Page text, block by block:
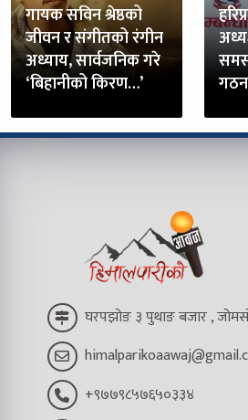
गायक सविन श्रेष्ठको
जीवन र संगीतको रंगीन
अध्याय, सार्वजनिक गरे
‘बिहानीको किरण…’
गठन
घरपझोङ ३ पुथाङ बजार ,
+९७७९८५७६५०३३४